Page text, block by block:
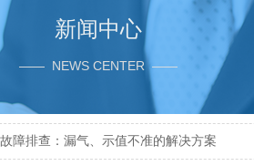
新闻中心
—— NEWS CENTER ——
障排查：漏气、示值不准的解决方案